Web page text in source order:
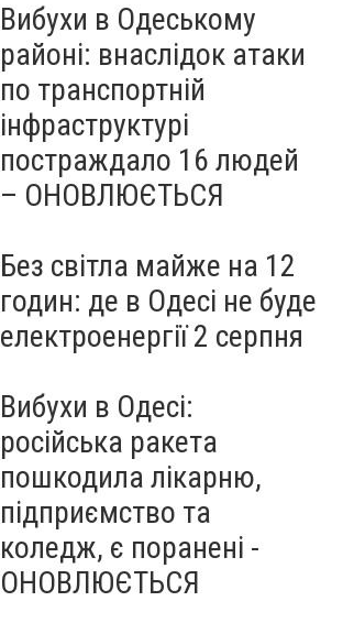
Вибухи в Одеському
районі: внаслідок атаки
по транспортній
інфраструктурі
постраждало 16 людей
– ОНОВЛЮЄТЬСЯ
Без світла майже на 12
годин: де в Одесі не буде
електроенергії 2 серпня
Вибухи в Одесі:
російська ракета
пошкодила лікарню,
підприємство та
коледж, є поранені -
ОНОВЛЮЄТЬСЯ